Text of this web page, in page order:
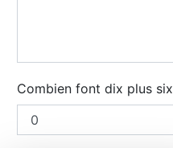
Combien font dix plus six